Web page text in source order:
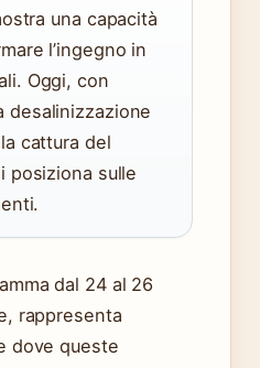
una capacità
l’ingegno in
Oggi, con
desalinizzazione
cattura del
posiziona sulle
dal 24 al 26
rappresenta
dove queste